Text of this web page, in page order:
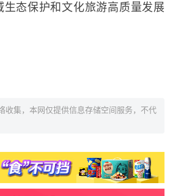
生态保护和文化旅游高质量发展
收集，本网仅提供信息存储空间服务，不代